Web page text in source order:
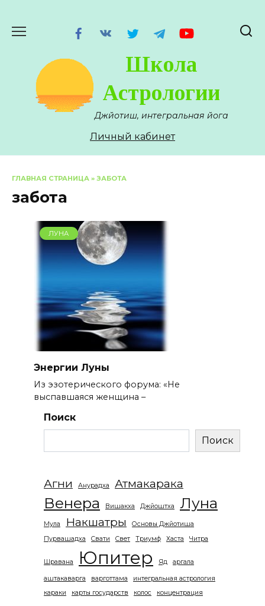
содержанию
Школа
Астрологии
Джйотиш, интегральная йога
Личный кабинет
ГЛАВНАЯ СТРАНИЦА » ЗАБОТА
забота
ЛУНА
Энергии Луны
Из эзотерического форума: «Не
выспавшаяся женщина –
Поиск
Поиск
Агни Анурадха Атмакарака
Венера Вишакха Джйоштха Луна
Мула Накшатры
Основы Джйотиша
Пурвашадха
Свати Свет Триумф Хаста Читра
Шравана Юпитер Яд аргала
аштакаварга варготтама
интегральная астрология
караки
карты государств колос концентрация